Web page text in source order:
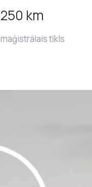
250 km
maģistrālais tīkls